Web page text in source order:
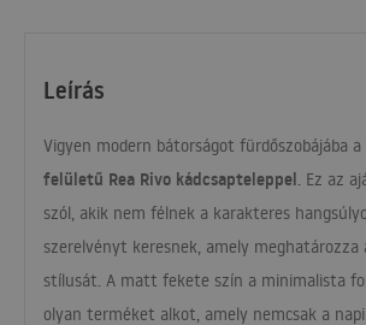
Leírás
Vigyen modern bátorságot fürdőszobájába a
felületű Rea Rivo kádcsapteleppel. Ez az
szól, akik nem félnek a karakteres
szerelvényt keresnek, amely meghatározza
stílusát. A matt fekete szín a minimalista
olyan terméket alkot, amely nemcsak a